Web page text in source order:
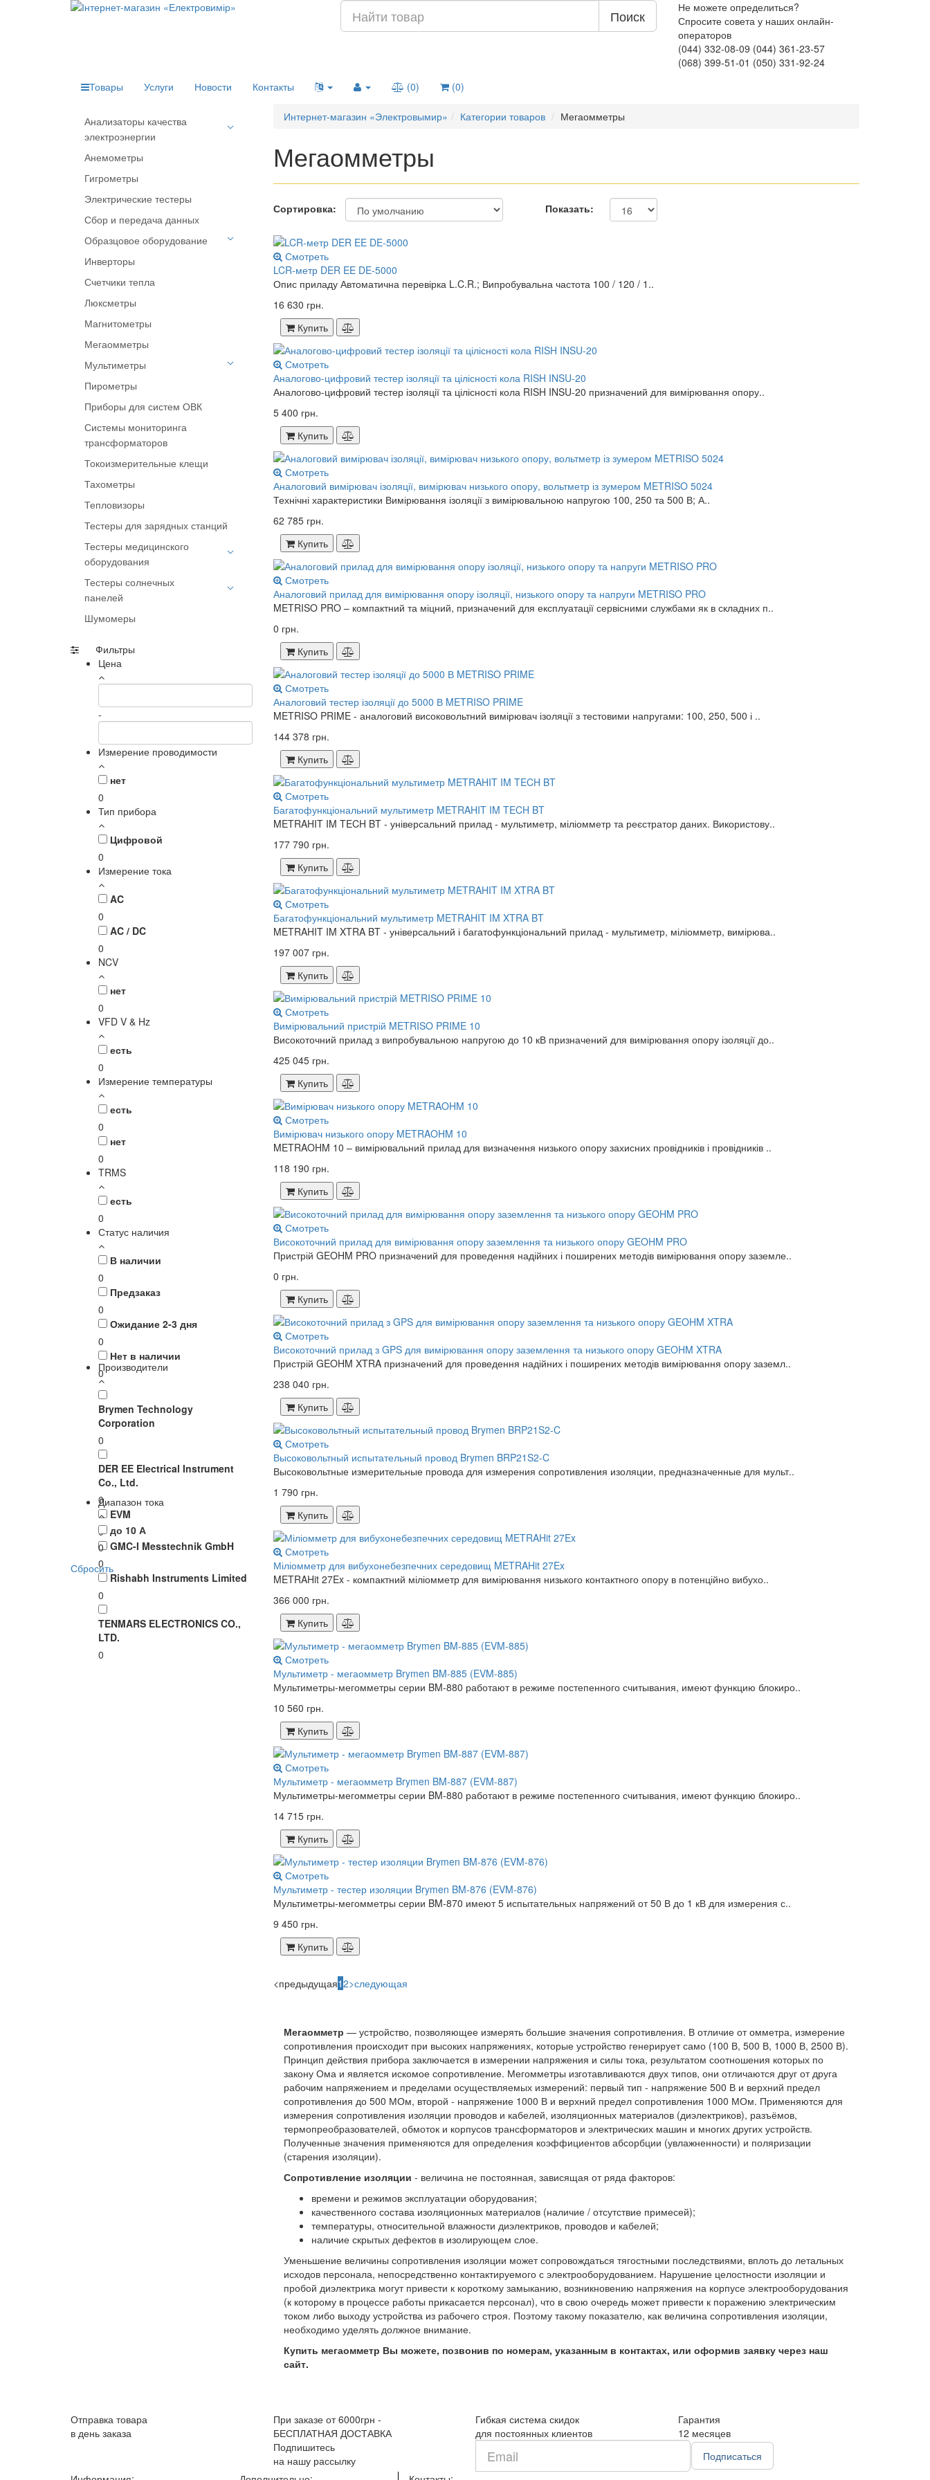
Поиск
Не можете определиться?
Спросите совета у наших онлайн-
операторов
(044) 332-08-09 (044) 361-23-57
(068) 399-51-01 (050) 331-92-24
Товары
Услуги Новости Контакты (0) (0)
Анализаторы качества
электроэнергии
Портативные анализаторы
Стационарные анализаторы
Анемометры
Гигрометры
Электрические тестеры
Сбор и передача данных
Образцовое оборудование
Аксессуары
Источники нагрузки
Образцовые эталоны
Поверочные системы
Инверторы
Счетчики тепла
Люксметры
Магнитометры
Мегаомметры
Мультиметры
Мультиметры автомобильные
Мультиметры
многофункциональные
Мультиметры цифровые
Пирометры
Приборы для систем ОВК
Системы мониторинга
трансформаторов
Токоизмерительные клещи
Тахометры
Тепловизоры
Тестеры для зарядных станций
Тестеры медицинского
оборудования
Симуляторы пациента
Функциональные тестеры
Тестеры солнечных
панелей
Тестеры электробезопасности
Тестеры эффективности
работы
Шумомеры
Фильтры
Цена
-
Измерение проводимости
нет
0
Тип прибора
Цифровой
0
Измерение тока
AC
0
AC / DC
0
NCV
нет
0
VFD V & Hz
есть
0
Измерение температуры
есть
0
нет
0
TRMS
есть
0
Статус наличия
В наличии
0
Предзаказ
0
Ожидание 2-3 дня
0
Нет в наличии
0
Производители
Brymen Technology
Corporation
0
DER EE Electrical Instrument
Co., Ltd.
0
EVM
0
GMC-I Messtechnik GmbH
0
Rishabh Instruments Limited
0
TENMARS ELECTRONICS CO.,
LTD.
0
Диапазон тока
до 10 А
0
Сбросить
Интернет-магазин «Электровымир» Категории товаров Мегаомметры
Мегаомметры
Сортировка: Показать:
Смотреть
LCR-метр DER EE DE-5000
Опис приладу Автоматична перевірка L.C.R.; Випробувальна частота 100 / 120 / 1..
16 630 грн.
Купить
Смотреть
Аналогово-цифровий тестер ізоляції та цілісності кола RISH INSU-20
Аналогово-цифровий тестер ізоляції та цілісності кола RISH INSU-20 призначений для вимірювання опору..
5 400 грн.
Купить
Смотреть
Аналоговий вимірювач ізоляції, вимірювач низького опору, вольтметр із зумером METRISO 5024
Технічні характеристики Вимірювання ізоляції з вимірювальною напругою 100, 250 та 500 В; А..
62 785 грн.
Купить
Смотреть
Аналоговий прилад для вимірювання опору ізоляції, низького опору та напруги METRISO PRO
METRISO PRO – компактний та міцний, призначений для експлуатації сервісними службами як в складних п..
0 грн.
Купить
Смотреть
Аналоговий тестер ізоляції до 5000 В METRISO PRIME
METRISO PRIME - аналоговий високовольтний вимірювач ізоляції з тестовими напругами: 100, 250, 500 і ..
144 378 грн.
Купить
Смотреть
Багатофункціональний мультиметр METRAHIT IM TECH BT
METRAHIT IM TECH BT - універсальний прилад - мультиметр, міліомметр та реєстратор даних. Використову..
177 790 грн.
Купить
Смотреть
Багатофункціональний мультиметр METRAHIT IM XTRA BT
METRAHIT IM XTRA BT - універсальний і багатофункціональний прилад - мультиметр, міліомметр, вимірюва..
197 007 грн.
Купить
Смотреть
Вимірювальний пристрій METRISO PRIME 10
Високоточний прилад з випробувальною напругою до 10 кВ призначений для вимірювання опору ізоляції до..
425 045 грн.
Купить
Смотреть
Вимірювач низького опору METRAOHM 10
METRAOHM 10 – вимірювальний прилад для визначення низького опору захисних провідників і провідників ..
118 190 грн.
Купить
Смотреть
Високоточний прилад для вимірювання опору заземлення та низького опору GEOHM PRO
Пристрій GEOHM PRO призначений для проведення надійних і поширених методів вимірювання опору заземле..
0 грн.
Купить
Смотреть
Високоточний прилад з GPS для вимірювання опору заземлення та низького опору GEOHM XTRA
Пристрій GEOHM XTRA призначений для проведення надійних і поширених методів вимірювання опору заземл..
238 040 грн.
Купить
Смотреть
Высоковольтный испытательный провод Brymen BRP21S2-C
Высоковольтные измерительные провода для измерения сопротивления изоляции, предназначенные для мульт..
1 790 грн.
Купить
Смотреть
Міліомметр для вибухонебезпечних середовищ METRAHit 27Ex
METRAHit 27Ex - компактний міліомметр для вимірювання низького контактного опору в потенційно вибухо..
366 000 грн.
Купить
Смотреть
Мультиметр - мегаомметр Brymen BM-885 (EVM-885)
Мультиметры-мегомметры серии BM-880 работают в режиме постепенного считывания, имеют функцию блокиро..
10 560 грн.
Купить
Смотреть
Мультиметр - мегаомметр Brymen BM-887 (EVM-887)
Мультиметры-мегомметры серии BM-880 работают в режиме постепенного считывания, имеют функцию блокиро..
14 715 грн.
Купить
Смотреть
Мультиметр - тестер изоляции Brymen BM-876 (EVM-876)
Мультиметры-мегомметры серии BM-870 имеют 5 испытательных напряжений от 50 В до 1 кВ для измерения с..
9 450 грн.
Купить
<предыдущая12>следующая
Мегаомметр — устройство, позволяющее измерять большие значения сопротивления. В отличие от омметра, измерение
сопротивления происходит при высоких напряжениях, которые устройство генерирует само (100 В, 500 В, 1000 В, 2500 В).
Принцип действия прибора заключается в измерении напряжения и силы тока, результатом соотношения которых по
закону Ома и является искомое сопротивление. Мегомметры изготавливаются двух типов, они отличаются друг от друга
рабочим напряжением и пределами осуществляемых измерений: первый тип - напряжение 500 В и верхний предел
сопротивления до 500 МОм, второй - напряжение 1000 В и верхний предел сопротивления 1000 МОм. Применяются для
измерения сопротивления изоляции проводов и кабелей, изоляционных материалов (диэлектриков), разъёмов,
термопреобразователей, обмоток и корпусов трансформаторов и электрических машин и многих других устройств.
Полученные значения применяются для определения коэффициентов абсорбции (увлажненности) и поляризации
(старения изоляции).
Сопротивление изоляции - величина не постоянная, зависящая от ряда факторов:
времени и режимов эксплуатации оборудования;
качественного состава изоляционных материалов (наличие / отсутствие примесей);
температуры, относительной влажности диэлектриков, проводов и кабелей;
наличие скрытых дефектов в изолирующем слое.
Уменьшение величины сопротивления изоляции может сопровождаться тягостными последствиями, вплоть до летальных
исходов персонала, непосредственно контактируемого с электрооборудованием. Нарушение целостности изоляции и
пробой диэлектрика могут привести к короткому замыканию, возникновению напряжения на корпусе электрооборудования
(к которому в процессе работы прикасается персонал), что в свою очередь может привести к поражению электрическим
током либо выходу устройства из рабочего строя. Поэтому такому показателю, как величина сопротивления изоляции,
необходимо уделять должное внимание.
Купить мегаомметр Вы можете, позвонив по номерам, указанным в контактах, или оформив заявку через наш
сайт.
Отправка товара
в день заказа
При заказе от 6000грн -
БЕСПЛАТНАЯ ДОСТАВКА
Гибкая система скидок
для постоянных клиентов
Гарантия
12 месяцев
Подпишитесь
на нашу рассылку
mail
Подписаться